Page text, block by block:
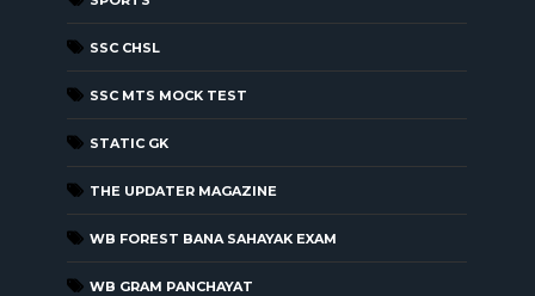
SSC CHSL
SSC MTS MOCK TEST
STATIC GK
THE UPDATER MAGAZINE
WB FOREST BANA SAHAYAK EXAM
WB GRAM PANCHAYAT